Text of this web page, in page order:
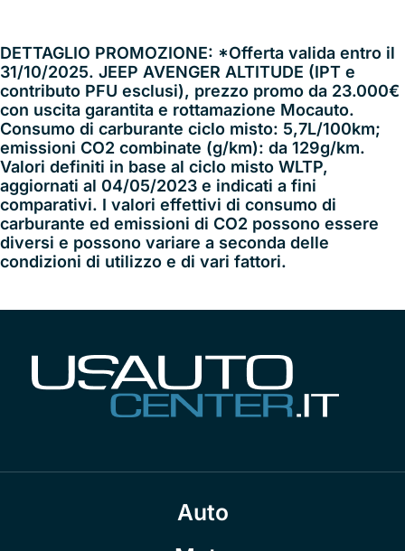
DETTAGLIO PROMOZIONE: *Offerta valida entro il
31/10/2025. JEEP AVENGER ALTITUDE (IPT e
contributo PFU esclusi), prezzo promo da 23.000€
con uscita garantita e rottamazione Mocauto.
Consumo di carburante ciclo misto: 5,7L/100km;
emissioni CO2 combinate (g/km): da 129g/km.
Valori definiti in base al ciclo misto WLTP,
aggiornati al 04/05/2023 e indicati a fini
comparativi. I valori effettivi di consumo di
carburante ed emissioni di CO2 possono essere
diversi e possono variare a seconda delle
condizioni di utilizzo e di vari fattori.
Auto